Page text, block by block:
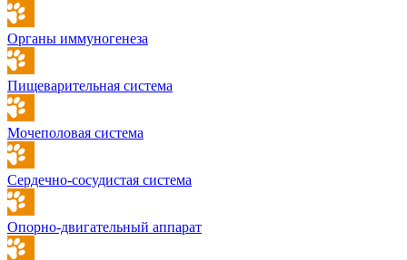
Органы иммуногенеза
Пищеварительная система
Мочеполовая система
Сердечно-сосудистая система
Опорно-двигательный аппарат